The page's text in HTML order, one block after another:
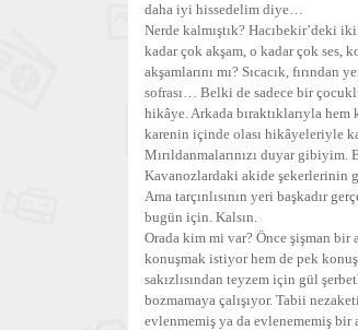
daha iyi hissedelim diye…
Nerde kalmıştık? Hacıbekir’deki
kadar çok akşam, o kadar çok ses,
akşamlarını mı? Sıcacık,
sofrası… Belki de sadece bir
hikâye. Arkada bıraktıklarıyla
karenin içinde olası hikâyeleriyle
Mırıldanmalarınızı duyar
Kavanozlardaki akide şekerlerinin
Ama tarçınlısının yeri başkadır
bugün için. Kalsın.
Orada kim mi var? Önce şişman bir
konuşmak istiyor hem de pek
sakızlısından teyzem için gül
bozmamaya çalışıyor. Tabii
evlenmemiş ya da evlenememiş bir